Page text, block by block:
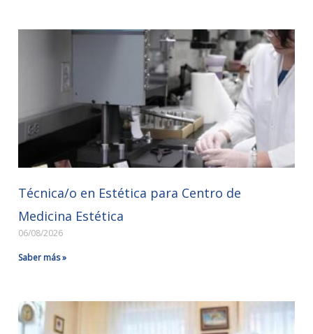
Técnica/o en Estética para Centro de
Medicina Estética
06/08/2026
Saber más »